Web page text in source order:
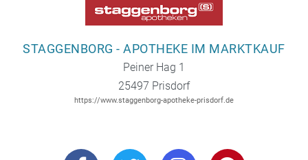
STAGGENBORG - APOTHEKE IM MARKTKAUF
Peiner Hag 1
25497 Prisdorf
https://www.staggenborg-apotheke-prisdorf.de